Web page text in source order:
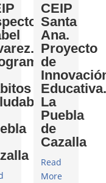
CEIP
Santa
Ana.
Proyecto
de
Educativa.
La
Puebla
de
Cazalla
Read
More